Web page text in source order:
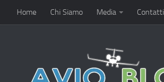
Home Chi Siamo Media Contatti